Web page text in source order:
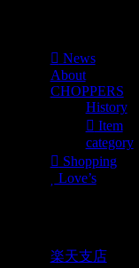
News
About
CHOPPERS
History
Item
category
Shopping
Love’s
楽天支店